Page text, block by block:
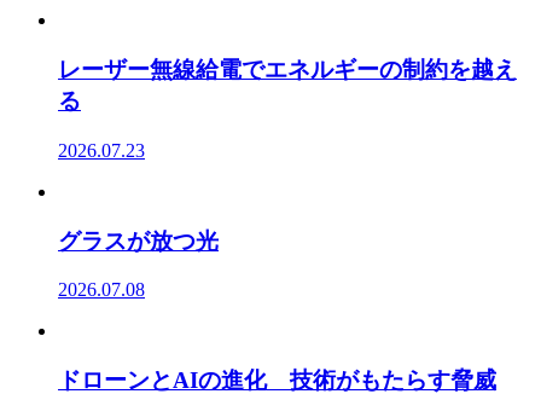
レーザー無線給電でエネルギーの制約を越え
る
2026.07.23
グラスが放つ光
2026.07.08
ドローンとAIの進化 技術がもたらす脅威